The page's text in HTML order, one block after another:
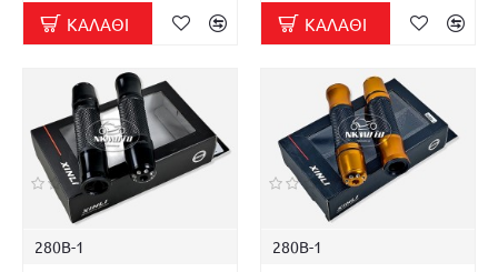
ΚΑΛΆΘΙ ΚΑΛΆΘΙ
280Β-1 280Β-1